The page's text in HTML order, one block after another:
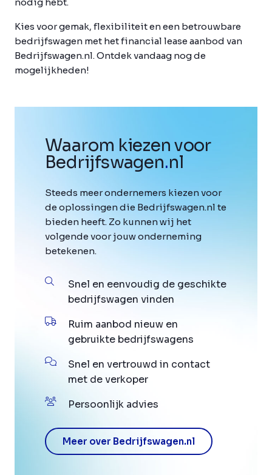
Kies voor gemak, flexibiliteit en een betrouwbare
bedrijfswagen met het financial lease aanbod van
Bedrijfswagen.nl. Ontdek vandaag nog de
mogelijkheden!
Waarom kiezen voor
Bedrijfswagen.nl
Steeds meer ondernemers kiezen voor
de oplossingen die Bedrijfswagen.nl te
bieden heeft. Zo kunnen wij het
volgende voor jouw onderneming
betekenen.
Snel en eenvoudig de geschikte
bedrijfswagen vinden
Ruim aanbod nieuw en
gebruikte bedrijfswagens
Snel en vertrouwd in contact
met de verkoper
Persoonlijk advies
Meer over Bedrijfswagen.nl